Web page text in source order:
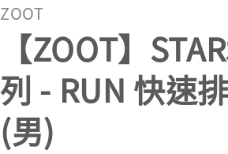
ZOOT
【ZOOT】
列 - RUN 快速
(男)